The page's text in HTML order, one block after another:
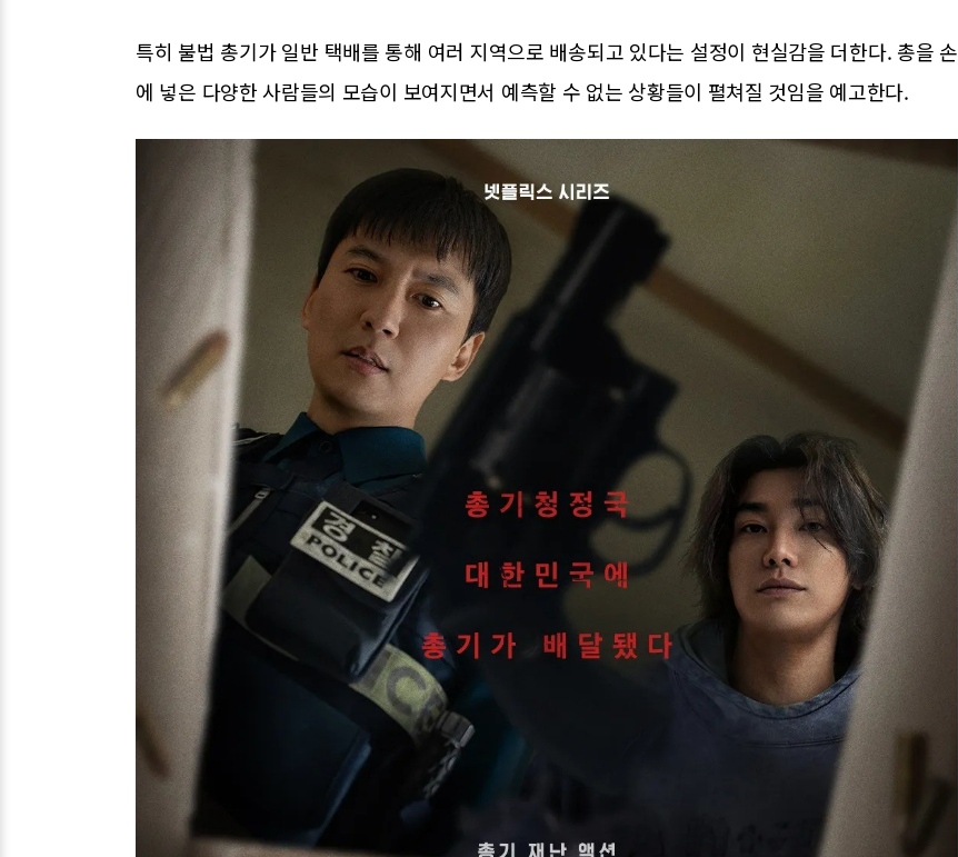
특히 불법 총기가 일반 택배를 통해 여러 지역으로 배송되고 있다는 설정이 현실감을 더한다. 총을 손
에 넣은 다양한 사람들의 모습이 보여지면서 예측할 수 없는 상황들이 펼쳐질 것임을 예고한다.